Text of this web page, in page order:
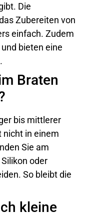
Die
Zubereiten von
einfach. Zudem
bieten eine
Braten
bis mittlerer
nicht in einem
Sie am
oder
So bleibt die
kleine